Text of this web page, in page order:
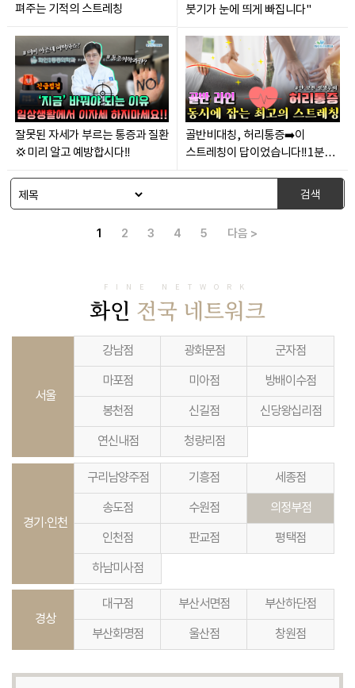
펴주는 기적의 스트레칭
붓기가 눈에 띄게 빠집니다"
잘못된 자세가 부르는 통증과 질환
💢미리 알고 예방합시다‼️
골반비대칭, 허리통증➡️이
스트레칭이 답이었습니다‼️1분
검색
1 2 3 4 5 다음 >
FINE NETWORK
화인 전국 네트워크
서울
강남점 광화문점 군자점
마포점 미아점 방배이수점
봉천점 신길점 신당왕십리점
연신내점 청량리점
경기·인천
구리남양주점 기흥점 세종점
송도점 수원점 의정부점
인천점 판교점 평택점
하남미사점
경상
대구점 부산서면점 부산하단점
부산화명점 울산점 창원점